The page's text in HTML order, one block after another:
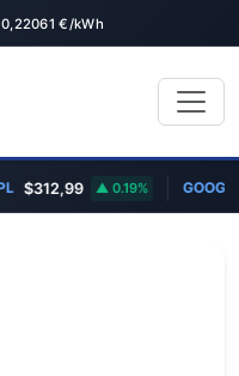
0,22061 €/kWh
$312,99 0.19% GOOGL